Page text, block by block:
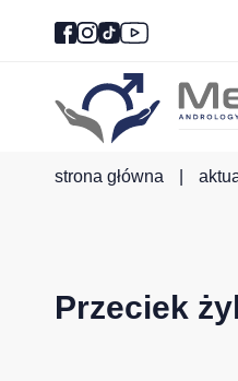
strona główna
Przeciek